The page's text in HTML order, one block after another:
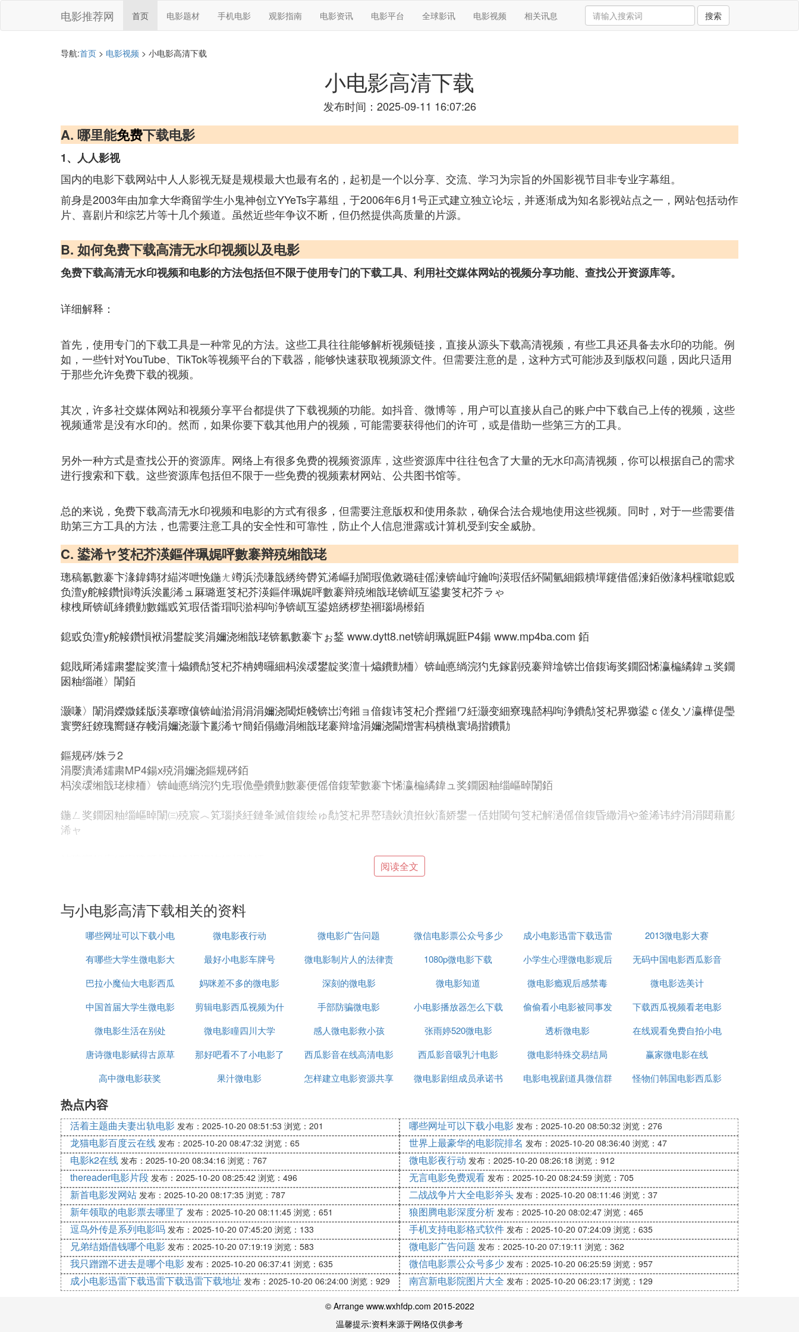
电影推荐网 首页 电影题材 手机电影 观影指南 电影资讯 电影平台 全球影讯 电影视频 相关讯息 搜索
导航:首页 > 电影视频 > 小电影高清下载
小电影高清下载
发布时间：2025-09-11 16:07:26
A. 哪里能免费下载电影
1、人人影视
国内的电影下载网站中人人影视无疑是规模最大也最有名的，起初是一个以分享、交流、学习为宗旨的外国影视节目非专业字幕组。
前身是2003年由加拿大华裔留学生小鬼神创立YYeTs字幕组，于2006年6月1号正式建立独立论坛，并逐渐成为知名影视站点之一，网站包括动作
片、喜剧片和综艺片等十几个频道。虽然近些年争议不断，但仍然提供高质量的片源。
B. 如何免费下载高清无水印视频以及电影
免费下载高清无水印视频和电影的方法包括但不限于使用专门的下载工具、利用社交媒体网站的视频分享功能、查找公开资源库等。
详细解释：
首先，使用专门的下载工具是一种常见的方法。这些工具往往能够解析视频链接，直接从源头下载高清视频，有些工具还具备去水印的功能。例
如，一些针对YouTube、TikTok等视频平台的下载器，能够快速获取视频源文件。但需要注意的是，这种方式可能涉及到版权问题，因此只适用
于那些允许免费下载的视频。
其次，许多社交媒体网站和视频分享平台都提供了下载视频的功能。如抖音、微博等，用户可以直接从自己的账户中下载自己上传的视频，这些
视频通常是没有水印的。然而，如果你要下载其他用户的视频，可能需要获得他们的许可，或是借助一些第三方的工具。
另外一种方式是查找公开的资源库。网络上有很多免费的视频资源库，这些资源库中往往包含了大量的无水印高清视频，你可以根据自己的需求
进行搜索和下载。这些资源库包括但不限于一些免费的视频素材网站、公共图书馆等。
总的来说，免费下载高清无水印视频和电影的方式有很多，但需要注意版权和使用条款，确保合法合规地使用这些视频。同时，对于一些需要借
助第三方工具的方法，也需要注意工具的安全性和可靠性，防止个人信息泄露或计算机受到安全威胁。
C. 鍙浠ヤ笅杞芥渶鏂伴珮娓呯數褰辩殑缃戠珯
璁稿氱數褰卞湪鍏鏄犲緢涔呭悗鍦ㄤ竴浜涜嗛戠綉绔欎笂浠嶇劧闇瑕佹敹璐硅傜湅锛屾垨鑰呴渶瑕佸紑閫氫細鍛樻墠鑳借傜湅銆傚湪杩欓噷鎴戜
负澶у舵帹鑽愪竴浜涘彲浠ュ厤璐逛笅杞芥渶鏂伴珮娓呯數褰辩殑缃戠珯锛屼互鍙婁笅杞芥ラゃ
棣栧厛锛屼綘鐨勭數鑴戜笂瑕佸畨瑁呮湁杩呴浄锛屼互鍙婄綉椤垫祻瑙堝櫒銆
鎴戜负澶у舵帹鑽愪袱涓鐢靛奖涓嬭浇缃戠珯锛氱數褰卞ぉ鍫 www.dytt8.net锛岄珮娓匨P4鍚 www.mp4ba.com 銆
鎴戝厛浠嬬粛鐢靛奖澶╁爞鐨勪笅杞芥柟娉曪細杩涘叆鐢靛奖澶╁爞鐨勯栭〉锛屾悳绱浣犳兂鎵剧殑褰辩墖锛岀偣鍑诲奖鐗囧悕瀛楄繘鍏ュ奖鐗
囦粙缁嶉〉闈銆
灏嗛〉闈涓嬫媺鍒版渶搴曢儴锛屾湁涓涓涓嬭浇閾炬帴锛岀洿鎺ョ偣鍑讳笅杞介摼鎺ワ紝灏变細寮瑰嚭杩呴浄鐨勪笅杞界獥鍙ｃ傞夊ソ瀛樺偍璺
寰勶紝鐐瑰嚮鐩存帴涓嬭浇灏卞彲浠ヤ簡銆傝繖涓缃戠珯褰辩墖涓嬭浇閫熷害杩樻槸寰堝揩鐨勩
鏂规硶/姝ラ2
涓嬮潰浠嬬粛MP4鍚х殑涓嬭浇鏂规硶銆
杩涘叆缃戠珯棣栭〉锛屾悳绱浣犳兂瑕佹壘鐨勭數褰便傜偣鍑荤數褰卞悕瀛楄繘鍏ュ奖鐗囦粙缁嶇晫闈銆
鍦ㄥ奖鐗囦粙缁嶇晫闈㈢殑宸︿笂瑙掞紝鏈夆滅偣鍑绘ゅ勪笅杞界嶅瓙鈥濆拰鈥滀娇鐢ㄧ佸姏閾句笅杞解濄傜偣鍑昏繖涓や釜浠讳綍涓涓閮藉彲
浠ャ
寻找手机小电影的途径有很多，比如专业的3GP格式视频网站。其中，3gp2.com是一个不错的选择，它提供了丰富的3GP格式视频资源，用户
下载3GP格式的视频文件，不仅可以在手机上播放，还能方便地进行剪辑和分享。为了保证下载速度和稳定性，建议使用稳定的网络连接。此
外，网站上的搜索功能也非常强大，可以根据关键词、类型等多种条件进行筛选，快速找到想要的内容。
值得注意的是，3GP格式是专门为移动设备设计的，具有较小的文件体积和较好的播放效果。因此，在选择下载网站时，可以优先考虑那些支持
3GP格式的平台。同时，一些第三方应用市场也可能提供这类视频资源，用户可以根据自身需求选择合适的下载途径。
联系网站客服获取帮助。总之，选择一个信誉良好的平台，遵循正确的下载流程，是确保视频资源顺利获取的关键。
最后，提醒大家在下载和观看视频时，遵守相关法律法规，尊重版权，传播正能量的内容。安全、合法地享受网络资源，是每一个用户应尽的责
任。
E. 有哪些电影下载网站
电影下载网站众多，其中包括YIFY Torrents（也称作YTS）、The Pirate Bay、RARBG、Torrentz2和1337X等。请记住，这些网站上的内容可能
侵犯了版权，因此在下载时请确保您的行为遵守当地的版权法律。
1. YIFY Torrents（YTS）：YIFY或YTS以其提供的高质量小尺寸电影种子而著称。尽管原始的YIFY网站已经关闭，但仍有许多镜像站点继续提
供电影和电视剧下载。
2. The Pirate Bay：作为一款历史悠久的BitTorrent种子追踪器，The Pirate Bay提供了各种媒体内容，包括电影、音乐和软件等。由于其开放性
和庞大的用户基础，它经常成为版权持有者的攻击目标，但它依然在运营，并且通过不断更换域名来应对封锁。
3. RARBG：RARBG是另一个广受喜爱的Torrent网站，提供了大量的高清电影、电视剧、软件和游戏等内容。它的用户界面友好，搜索功能强
大，便于用户轻松找到所需内容。
4. Torrentz2：作为Torrentz的继任者，Torrentz2是一个BitTorrent元搜索引擎，它提供了一个搜索框，让用户能够在多个Torrent网站上查找内
容。
5. 1337X：1337X是另一个流行的Torrent下载网站，提供了大量的电影、电视剧、音乐、游戏和软件等内容。其界面简洁明了，使用户能够轻松
阅读全文
与小电影高清下载相关的资料
哪些网址可以下载小电
影
微电影夜行动 微电影广告问题 微信电影票公众号多少
成小电影迅雷下载迅雷
下载迅雷下载地址
2013微电影大赛
有哪些大学生微电影大
赛
最好小电影车牌号
微电影制片人的法律责
任
1080p微电影下载
小学生心理微电影观后
感
无码中国电影西瓜影音
巴拉小魔仙大电影西瓜
妈咪差不多的微电影 深刻的微电影 微电影知道 微电影瘾观后感禁毒
微电影选美计
中国首届大学生微电影
节最佳女主角
剪辑电影西瓜视频为什
么过不了审核
手部防骗微电影 小电影播放器怎么下载
偷偷看小电影被同事发
现了
下载西瓜视频看老电影
微电影生活在别处
微电影瞳四川大学 感人微电影救小孩 张雨婷520微电影 透析微电影
在线观看免费自拍小电
影
唐诗微电影赋得古原草
送别
那好吧看不了小电影了 西瓜影音在线高清电影 西瓜影音吸乳汁电影 微电影特殊交易结局
赢家微电影在线
高中微电影获奖
果汁微电影
怎样建立电影资源共享
微电影剧组成员承诺书 电影电视剧道具微信群
怪物们韩国电影西瓜影
热点内容
活着主题曲夫妻出轨电影 发布：2025-10-20 08:51:53 浏览：201 哪些网址可以下载小电影 发布：2025-10-20 08:50:32 浏览：276
龙猫电影百度云在线 发布：2025-10-20 08:47:32 浏览：65 世界上最豪华的电影院排名 发布：2025-10-20 08:36:40 浏览：47
电影k2在线 发布：2025-10-20 08:34:16 浏览：767 微电影夜行动 发布：2025-10-20 08:26:18 浏览：912
thereader电影片段 发布：2025-10-20 08:25:42 浏览：496 无言电影免费观看 发布：2025-10-20 08:24:59 浏览：705
新首电影发网站 发布：2025-10-20 08:17:35 浏览：787 二战战争片大全电影斧头 发布：2025-10-20 08:11:46 浏览：37
新年领取的电影票去哪里了 发布：2025-10-20 08:11:45 浏览：651 狼图腾电影深度分析 发布：2025-10-20 08:02:47 浏览：465
逗鸟外传是系列电影吗 发布：2025-10-20 07:45:20 浏览：133 手机支持电影格式软件 发布：2025-10-20 07:24:09 浏览：635
兄弟结婚借钱哪个电影 发布：2025-10-20 07:19:19 浏览：583 微电影广告问题 发布：2025-10-20 07:19:11 浏览：362
我只蹭蹭不进去是哪个电影 发布：2025-10-20 06:37:41 浏览：635 微信电影票公众号多少 发布：2025-10-20 06:25:59 浏览：957
成小电影迅雷下载迅雷下载迅雷下载地址 发布：2025-10-20 06:24:00 浏览：929 南宫新电影院图片大全 发布：2025-10-20 06:23:17 浏览：129
© Arrange www.wxhfdp.com 2015-2022
温馨提示:资料来源于网络仅供参考